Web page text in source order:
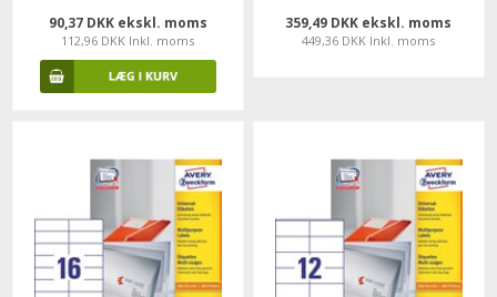
90,37 DKK ekskl. moms
112,96 DKK Inkl. moms
359,49 DKK ekskl. moms
449,36 DKK Inkl. moms